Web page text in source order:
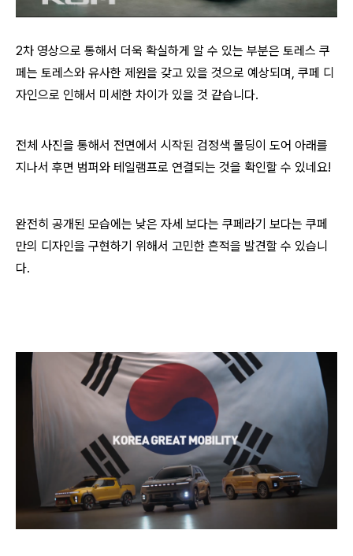
2차 영상으로 통해서 더욱 확실하게 알 수 있는 부분은 토레스 쿠
페는 토레스와 유사한 제원을 갖고 있을 것으로 예상되며, 쿠페 디
자인으로 인해서 미세한 차이가 있을 것 같습니다.
전체 사진을 통해서 전면에서 시작된 검정색 몰딩이 도어 아래를
지나서 후면 범퍼와 테일램프로 연결되는 것을 확인할 수 있네요!
완전히 공개된 모습에는 낮은 자세 보다는 쿠페라기 보다는 쿠페
만의 디자인을 구현하기 위해서 고민한 흔적을 발견할 수 있습니
다.